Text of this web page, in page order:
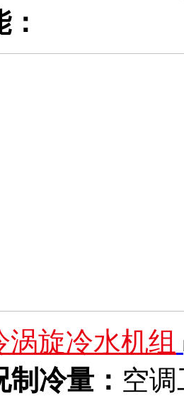
旋冷水机组
冷量： 空